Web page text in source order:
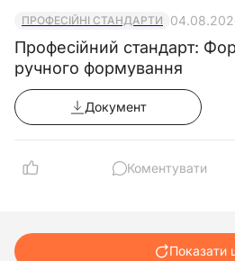
ПРОФЕСІЙНІ СТАНДАРТИ
Професійний стандарт:
ручного формування
Документ
Коментувати
Показати